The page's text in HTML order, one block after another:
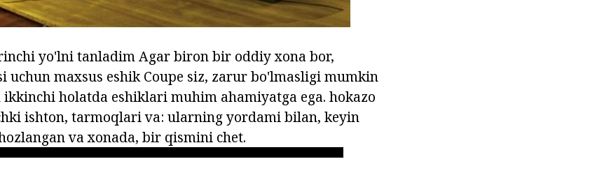
yo'lni tanladim Agar biron bir oddiy xona bor,
uchun maxsus eshik Coupe siz, zarur bo'lmasligi mumkin
ikkinchi holatda eshiklari muhim ahamiyatga ega. hokazo
ishton, tarmoqlari va: ularning yordami bilan, keyin
va xonada, bir qismini chet.